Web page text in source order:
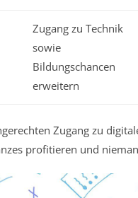
Zugang zu Technik
sowie
Bildungschancen
erweitern
Zugang zu
profitieren und